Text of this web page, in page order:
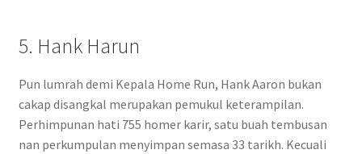
5. Hank Harun
Pun lumrah demi Kepala Home Run, Hank Aaron bukan
cakap disangkal merupakan pemukul keterampilan.
Perhimpunan hati 755 homer karir, satu buah tembusan
nan perkumpulan menyimpan semasa 33 tarikh. Kecuali